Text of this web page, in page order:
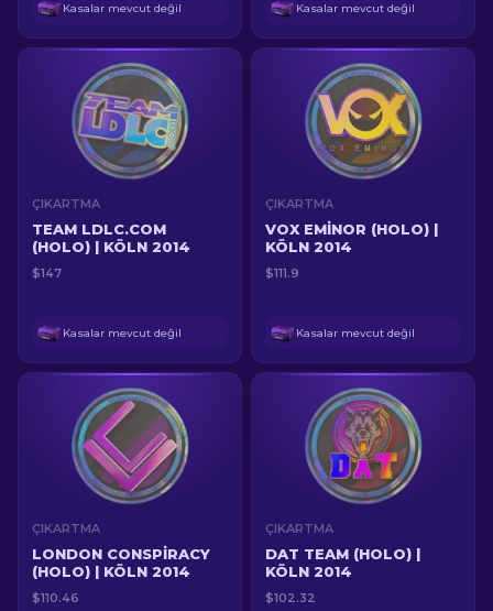
Kasalar mevcut değil Kasalar mevcut değil
ÇIKARTMA
TEAM LDLC.COM
(HOLO) | KÖLN 2014
$147
Kasalar mevcut değil
ÇIKARTMA
VOX EMINOR (HOLO) |
KÖLN 2014
$111.9
Kasalar mevcut değil
ÇIKARTMA
LONDON CONSPIRACY
(HOLO) | KÖLN 2014
$110.46
ÇIKARTMA
DAT TEAM (HOLO) |
KÖLN 2014
$102.32